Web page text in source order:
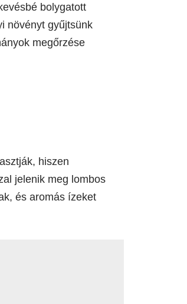
bolygatott
növényt gyűjtsünk
megőrzése
hiszen
jelenik meg lombos
és aromás ízeket